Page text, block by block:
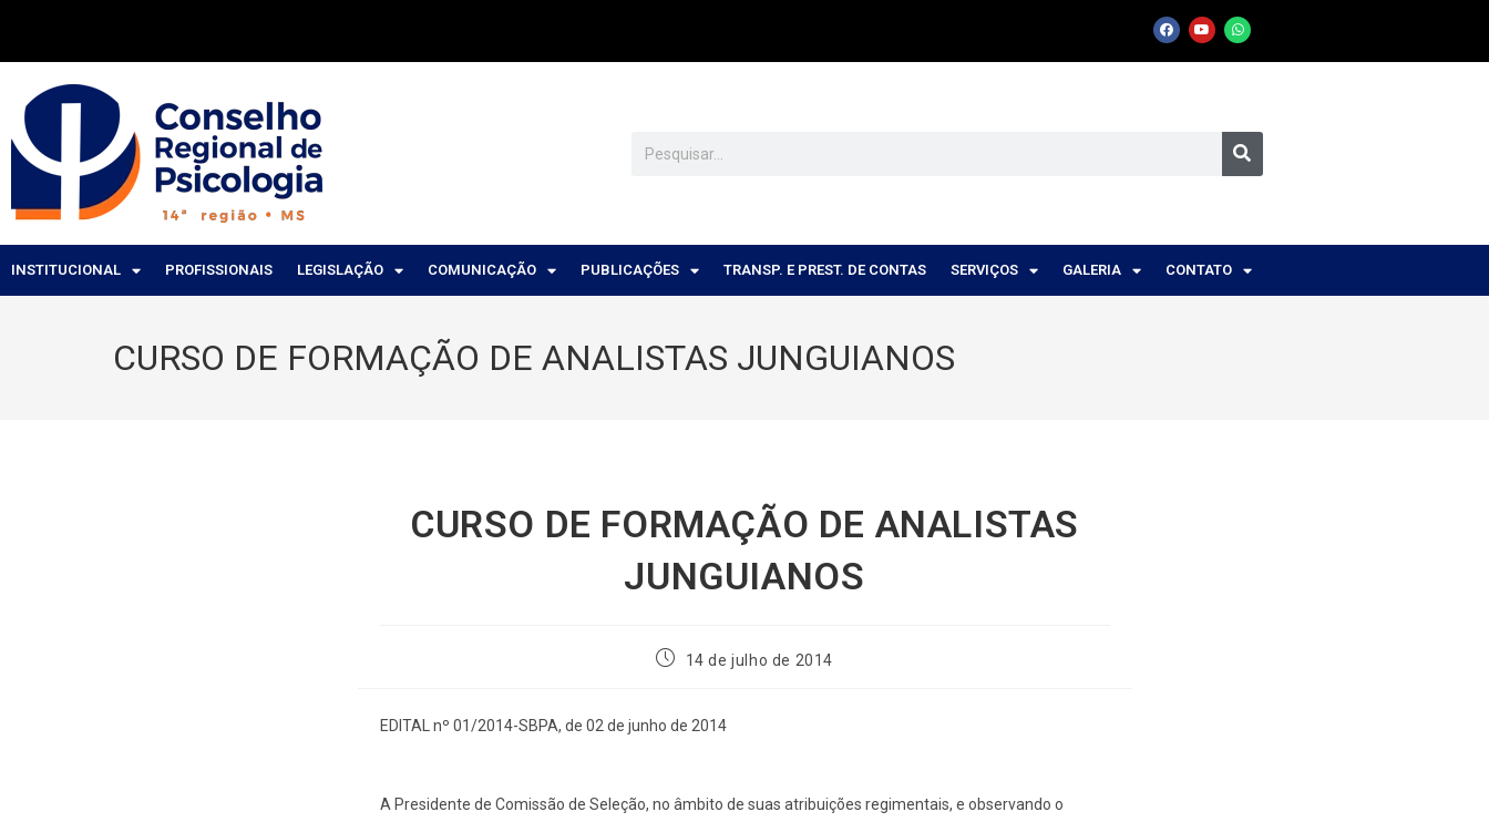
INSTITUCIONAL PROFISSIONAIS LEGISLAÇÃO COMUNICAÇÃO PUBLICAÇÕES TRANSP. E PREST. DE CONTAS SERVIÇOS GALERIA CONTATO
CURSO DE FORMAÇÃO DE ANALISTAS JUNGUIANOS
CURSO DE FORMAÇÃO DE ANALISTAS
JUNGUIANOS
14 de julho de 2014
EDITAL nº 01/2014-SBPA, de 02 de junho de 2014
A Presidente de Comissão de Seleção, no âmbito de suas atribuições regimentais, e observando o